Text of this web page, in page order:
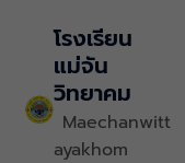
โรงเรียน
แม่จัน
วิทยาคม
Maechanwitt
ayakhom